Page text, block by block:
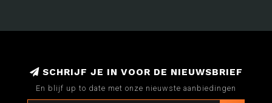
SCHRIJF JE IN VOOR DE NIEUWSBRIEF
En blijf up to date met onze nieuwste aanbiedingen